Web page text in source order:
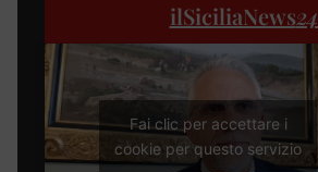
ilSiciliaNews24
Fai clic per accettare i
cookie per questo servizio